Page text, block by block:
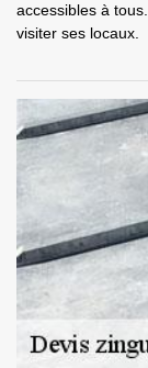
accessibles à
visiter ses locaux.